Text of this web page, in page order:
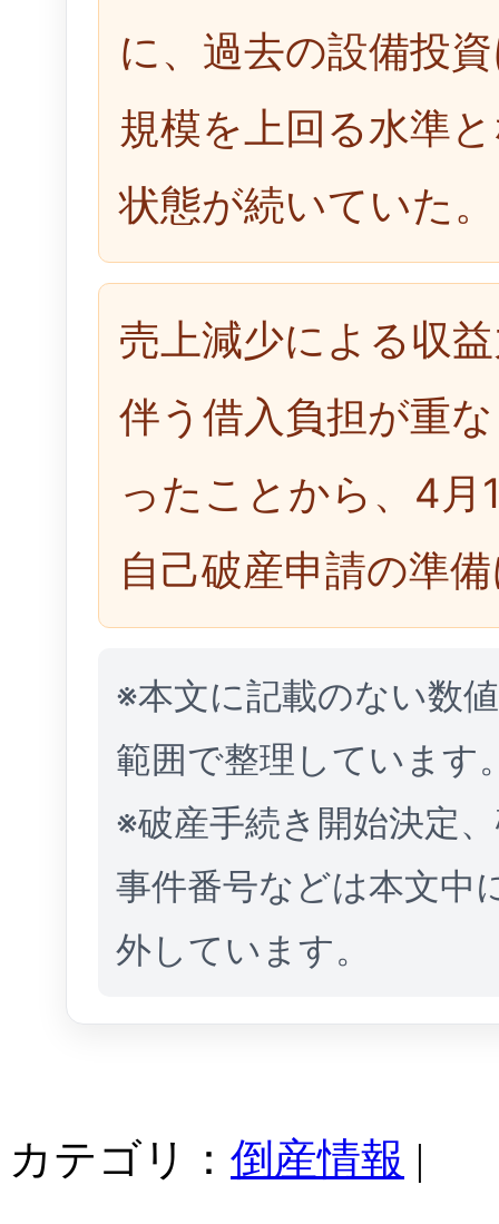
に、過去の設備投
規模を上回る水準
状態が続いていた。
売上減少による収
伴う借入負担が重
ったことから、4月
自己破産申請の準
※本文に記載のない数
範囲で整理しています
※破産手続き開始決定
事件番号などは本文中
外しています。
カテゴリ： 倒産情報 |